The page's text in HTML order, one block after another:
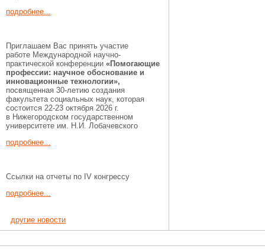
подробнее...
Приглашаем Вас принять участие
работе Международной научно-
практической конференции «Помогающие
профессии: научное обоснование и
инновационные технологии»,
посвященная 30-летию создания
факультета социальных наук, которая
состоится 22-23 октября 2026 г.
в Нижегородском государственном
университете им. Н.И. Лобачевского
подробнее...
Ссылки на отчеты по IV конгрессу
подробнее...
другие новости